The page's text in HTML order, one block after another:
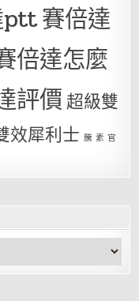
ptt賽倍達
倍達怎麼
評價超級雙
效犀利士 騰 素 官